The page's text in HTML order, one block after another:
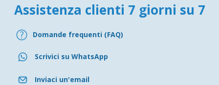
Assistenza clienti 7 giorni su 7
Domande frequenti (FAQ)
Scrivici su WhatsApp
Inviaci un'email